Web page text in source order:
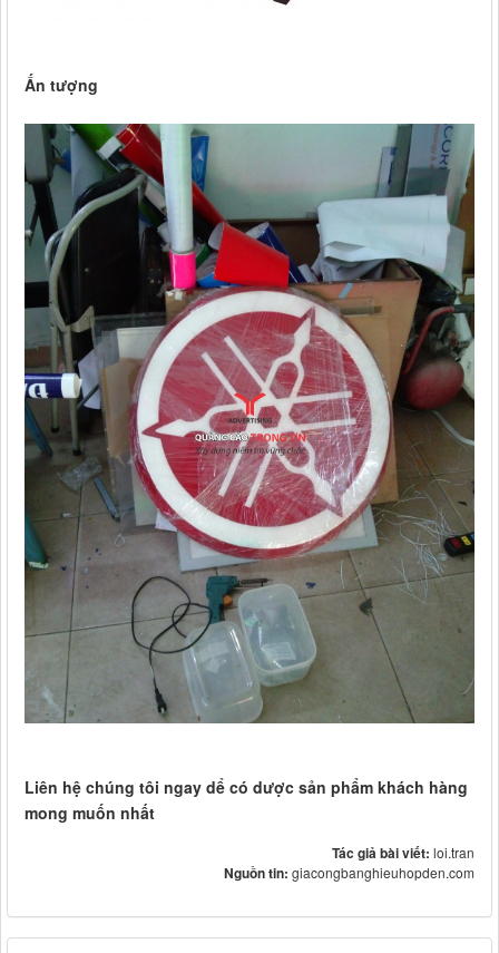
Ấn tượng
Liên hệ chúng tôi ngay dể có dược sản phẩm khách hàng
mong muốn nhất
Tác giả bài viết: loi.tran
Nguồn tin: giacongbanghieuhopden.com